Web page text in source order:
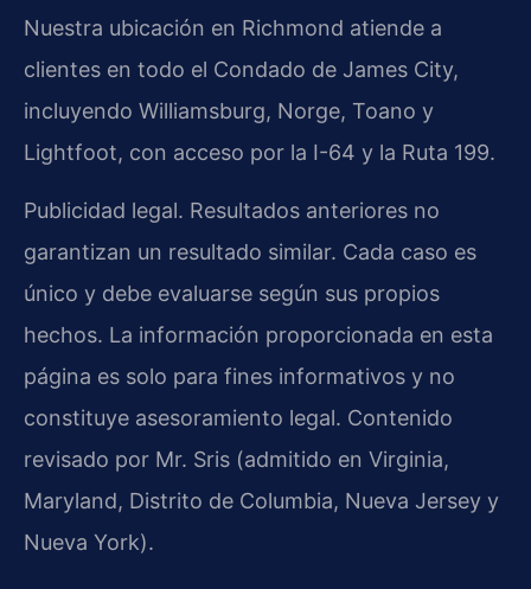
Nuestra ubicación en Richmond atiende a
clientes en todo el Condado de James City,
incluyendo Williamsburg, Norge, Toano y
Lightfoot, con acceso por la I-64 y la Ruta 199.
Publicidad legal. Resultados anteriores no
garantizan un resultado similar. Cada caso es
único y debe evaluarse según sus propios
hechos. La información proporcionada en esta
página es solo para fines informativos y no
constituye asesoramiento legal. Contenido
revisado por Mr. Sris (admitido en Virginia,
Maryland, Distrito de Columbia, Nueva Jersey y
Nueva York).